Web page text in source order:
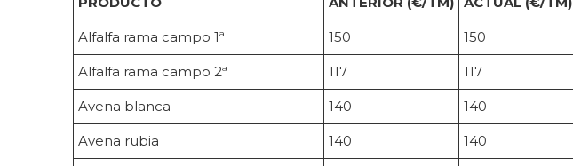
Alfalfa rama campo 1ª 150 150
Alfalfa rama campo 2ª 117 117
Avena blanca 140 140
Avena rubia 140 140